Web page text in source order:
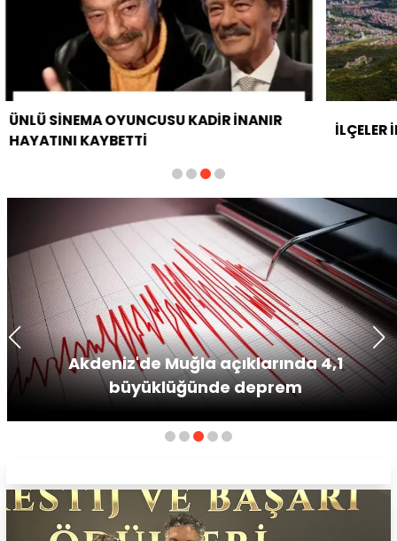
İNANIR
İLÇELER İL OLMAK İÇİN GÜN SAYIYOR!
Akdeniz'de Muğla açıklarında 4,1
büyüklüğünde deprem